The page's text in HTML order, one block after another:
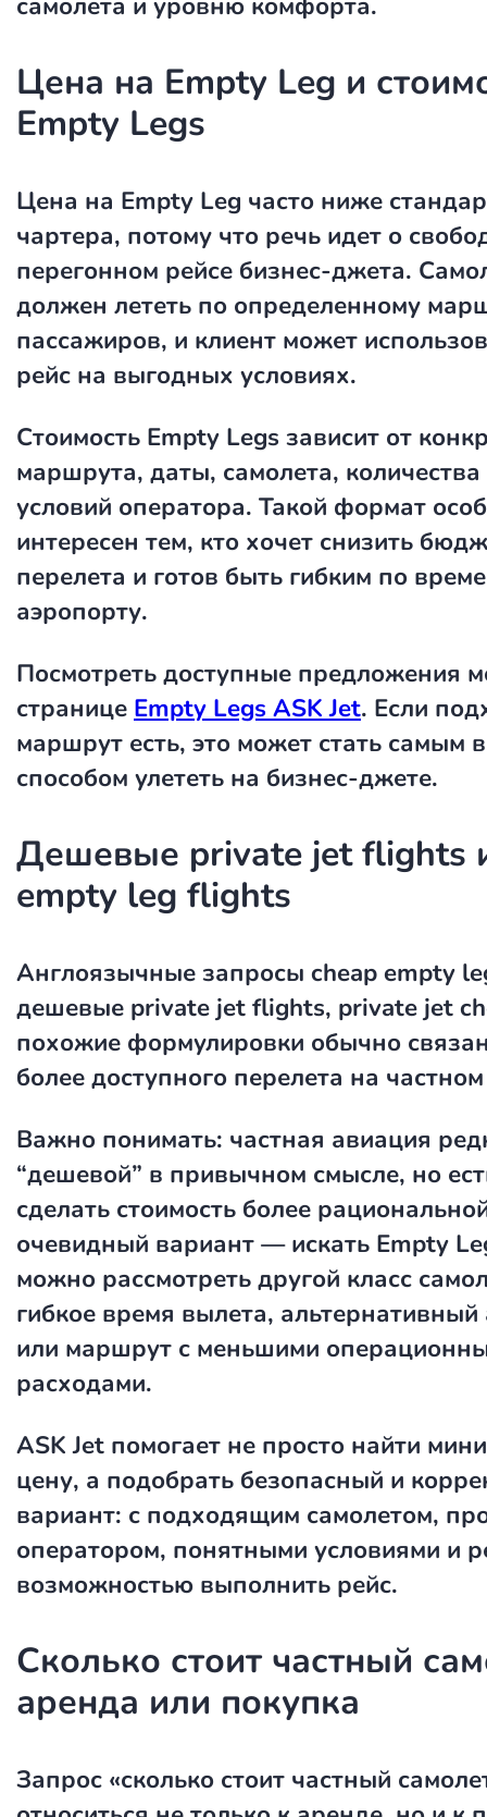
Цена на Empty Leg и
Empty Legs
Цена на Empty Leg часто ниже
чартера, потому что речь идет о
перегонном рейсе бизнес-джета.
должен лететь по определенному
пассажиров, и клиент может
рейс на выгодных условиях.
Стоимость Empty Legs зависит от
маршрута, даты, самолета, количества
условий оператора. Такой формат
интересен тем, кто хочет снизить
перелета и готов быть гибким по
аэропорту.
Посмотреть доступные предложения
странице Empty Legs ASK Jet. Если
маршрут есть, это может стать самым
способом улететь на бизнес-джете.
Дешевые private jet flights
empty leg flights
Англоязычные запросы cheap empty
дешевые private jet flights, private jet
похожие формулировки обычно
более доступного перелета на
Важно понимать: частная авиация
“дешевой” в привычном смысле, но
сделать стоимость более
очевидный вариант — искать Empty
можно рассмотреть другой класс
гибкое время вылета, альтернативный
или маршрут с меньшими
расходами.
ASK Jet помогает не просто найти
цену, а подобрать безопасный и
вариант: с подходящим самолетом,
оператором, понятными условиями и
возможностью выполнить рейс.
Сколько стоит частный
аренда или покупка
Запрос «сколько стоит частный